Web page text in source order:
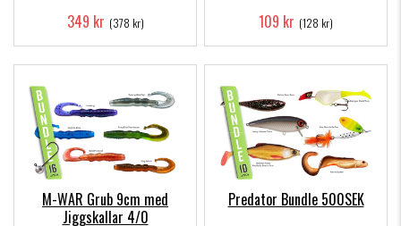
349 kr (378 kr)
109 kr (128 kr)
M-WAR Grub 9cm med
Jiggskallar 4/0
Predator Bundle 500SEK